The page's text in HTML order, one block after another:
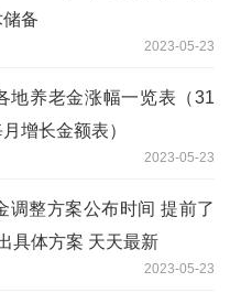
备
2023-05-23
地养老金涨幅一览表（31
增长金额表）
2023-05-23
调整方案公布时间 提前了
具体方案 天天最新
2023-05-23